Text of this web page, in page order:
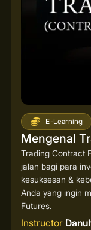
E-Learning
Mengenal
Trading Contract
jalan bagi para
kesuksesan &
Anda yang ingin
Futures.
Instructor